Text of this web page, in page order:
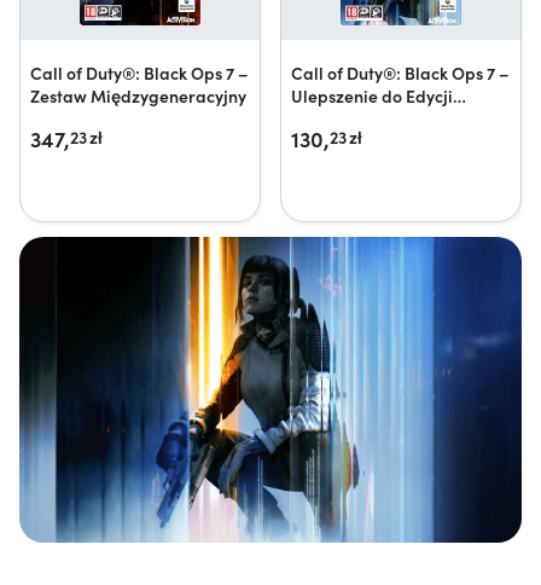
Call of Duty®: Black Ops 7 –
Zestaw Międzygeneracyjny
347,23zł
Call of Duty®: Black Ops 7 –
Ulepszenie do Edycji
130,23zł